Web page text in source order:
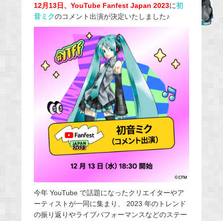
b
o
k
12月13日、YouTube Fanfest Japan 2023に初
音ミクのコメント出演が決定いたしました♪
今年 YouTube で話題になったクリエイターやア
ーティストが一同に集まり、 2023 年のトレンド
の振り返りやライブパフォーマンスなどのステー